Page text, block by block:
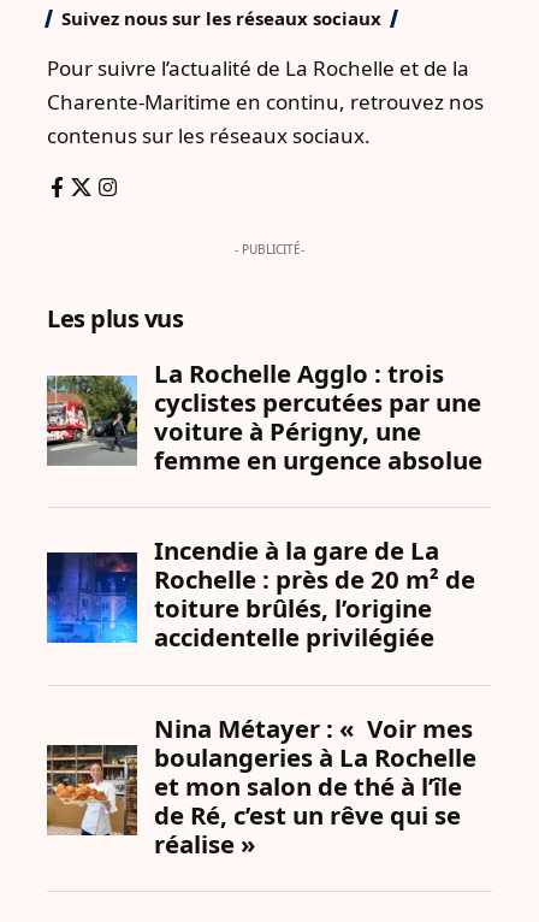
Suivez nous sur les réseaux sociaux
Pour suivre l’actualité de La Rochelle et de la
Charente-Maritime en continu, retrouvez nos
contenus sur les réseaux sociaux.
- PUBLICITÉ-
Les plus vus